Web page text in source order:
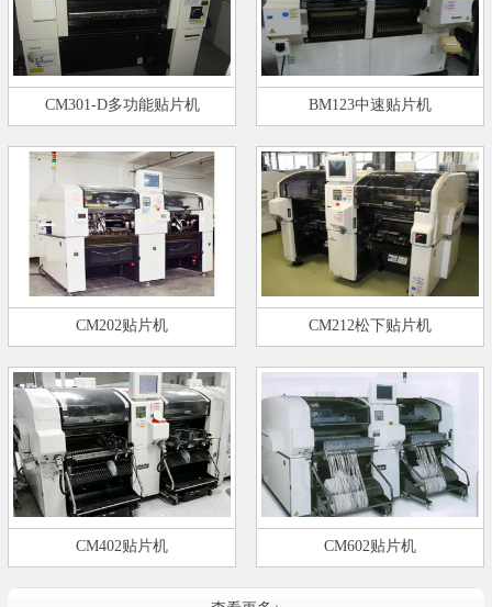
CM301-D多功能贴片机 BM123中速贴片机
CM202贴片机 CM212松下贴片机
CM402贴片机 CM602贴片机